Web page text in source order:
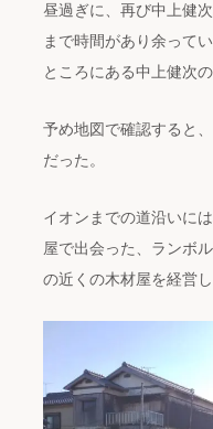
昼過ぎに、再び中上健
まで時間があり余って
ところにある中上健次
予め地図で確認すると
だった。
イオンまでの道沿いに
屋で出会った、ランボ
の近くの木材屋を経営